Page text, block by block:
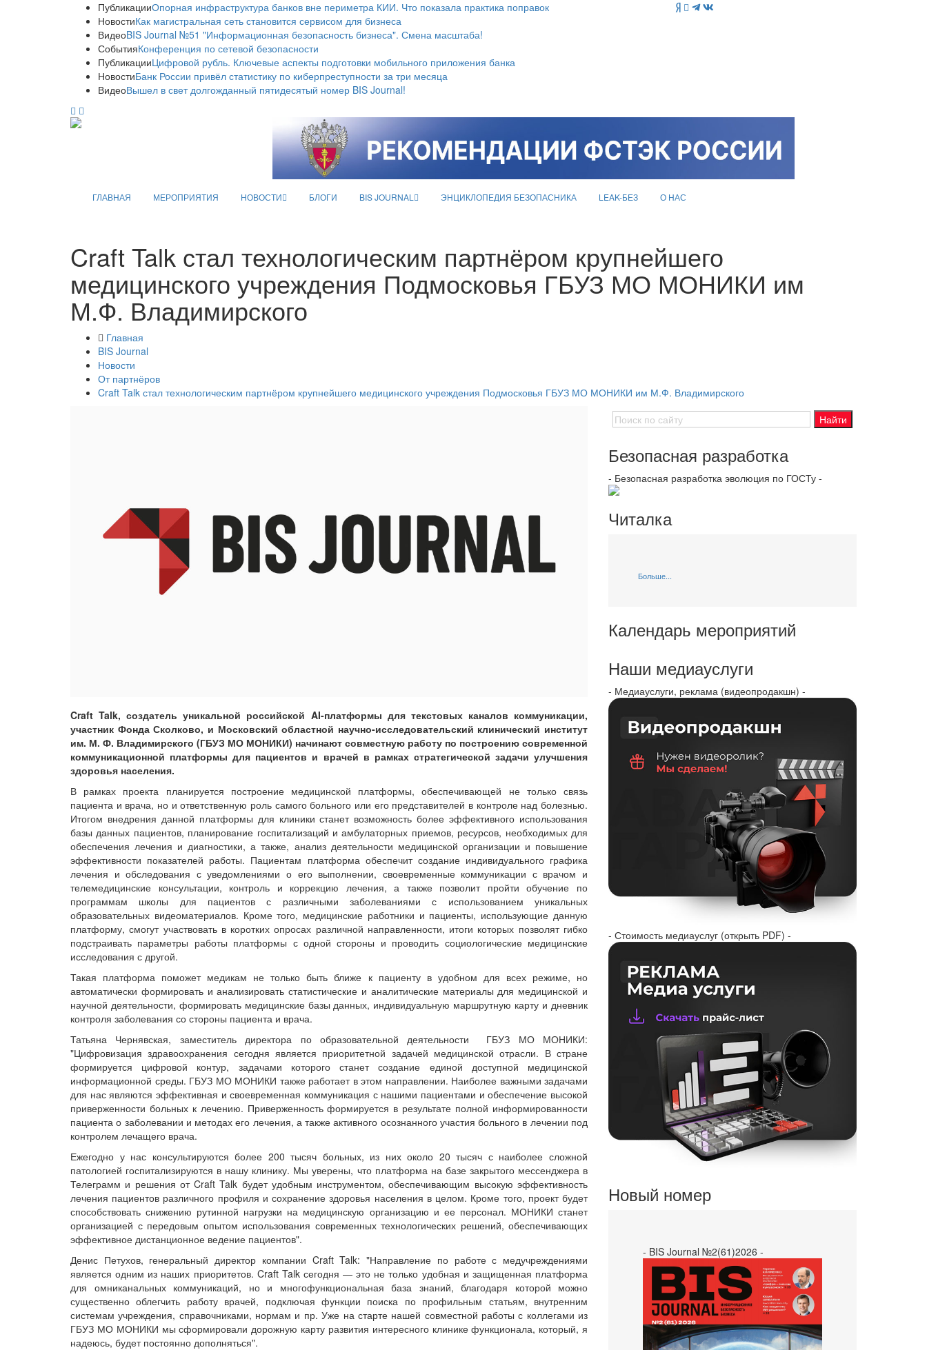
ПубликацииОпорная инфраструктура банков вне периметра КИИ. Что показала практика поправок
НовостиКак магистральная сеть становится сервисом для бизнеса
ВидеоBIS Journal №51 "Информационная безопасность бизнеса". Смена масштаба!
СобытияКонференция по сетевой безопасности
ПубликацииЦифровой рубль. Ключевые аспекты подготовки мобильного приложения банка
НовостиБанк России привёл статистику по киберпреступности за три месяца
ВидеоВышел в свет долгожданный пятидесятый номер BIS Journal!
ГЛАВНАЯ МЕРОПРИЯТИЯ НОВОСТИ БЛОГИ BIS JOURNAL ЭНЦИКЛОПЕДИЯ БЕЗОПАСНИКА LEAK-БЕЗ О НАС
Craft Talk стал технологическим партнёром крупнейшего
медицинского учреждения Подмосковья ГБУЗ МО МОНИКИ им
М.Ф. Владимирского
Главная
BIS Journal
Новости
От партнёров
Craft Talk стал технологическим партнёром крупнейшего медицинского учреждения Подмосковья ГБУЗ МО МОНИКИ им М.Ф. Владимирского
Craft Talk, создатель уникальной российской AI-платформы для текстовых каналов коммуникации,
участник Фонда Сколково, и Московский областной научно-исследовательский клинический институт
им. М. Ф. Владимирского (ГБУЗ МО МОНИКИ) начинают совместную работу по построению современной
коммуникационной платформы для пациентов и врачей в рамках стратегической задачи улучшения
здоровья населения.
В рамках проекта планируется построение медицинской платформы, обеспечивающей не только связь
пациента и врача, но и ответственную роль самого больного или его представителей в контроле над болезнью.
Итогом внедрения данной платформы для клиники станет возможность более эффективного использования
базы данных пациентов, планирование госпитализаций и амбулаторных приемов, ресурсов, необходимых для
обеспечения лечения и диагностики, а также, анализ деятельности медицинской организации и повышение
эффективности показателей работы. Пациентам платформа обеспечит создание индивидуального графика
лечения и обследования с уведомлениями о его выполнении, своевременные коммуникации с врачом и
телемедицинские консультации, контроль и коррекцию лечения, а также позволит пройти обучение по
программам школы для пациентов с различными заболеваниями с использованием уникальных
образовательных видеоматериалов. Кроме того, медицинские работники и пациенты, использующие данную
платформу, смогут участвовать в коротких опросах различной направленности, итоги которых позволят гибко
подстраивать параметры работы платформы с одной стороны и проводить социологические медицинские
исследования с другой.
Такая платформа поможет медикам не только быть ближе к пациенту в удобном для всех режиме, но
автоматически формировать и анализировать статистические и аналитические материалы для медицинской и
научной деятельности, формировать медицинские базы данных, индивидуальную маршрутную карту и дневник
контроля заболевания со стороны пациента и врача.
Татьяна Чернявская, заместитель директора по образовательной деятельности ГБУЗ МО МОНИКИ:
"Цифровизация здравоохранения сегодня является приоритетной задачей медицинской отрасли. В стране
формируется цифровой контур, задачами которого станет создание единой доступной медицинской
информационной среды. ГБУЗ МО МОНИКИ также работает в этом направлении. Наиболее важными задачами
для нас являются эффективная и своевременная коммуникация с нашими пациентами и обеспечение высокой
приверженности больных к лечению. Приверженность формируется в результате полной информированности
пациента о заболевании и методах его лечения, а также активного осознанного участия больного в лечении под
контролем лечащего врача.
Ежегодно у нас консультируются более 200 тысяч больных, из них около 20 тысяч с наиболее сложной
патологией госпитализируются в нашу клинику. Мы уверены, что платформа на базе закрытого мессенджера в
Телеграмм и решения от Craft Talk будет удобным инструментом, обеспечивающим высокую эффективность
лечения пациентов различного профиля и сохранение здоровья населения в целом. Кроме того, проект будет
способствовать снижению рутинной нагрузки на медицинскую организацию и ее персонал. МОНИКИ станет
организацией с передовым опытом использования современных технологических решений, обеспечивающих
эффективное дистанционное ведение пациентов".
Денис Петухов, генеральный директор компании Craft Talk: "Направление по работе с медучреждениями
является одним из наших приоритетов. Craft Talk сегодня — это не только удобная и защищенная платформа
для омниканальных коммуникаций, но и многофункциональная база знаний, благодаря которой можно
существенно облегчить работу врачей, подключая функции поиска по профильным статьям, внутренним
системам учреждения, справочниками, нормам и пр. Уже на старте нашей совместной работы с коллегами из
ГБУЗ МО МОНИКИ мы сформировали дорожную карту развития интересного клинике функционала, который, я
надеюсь, будет постоянно дополняться".
Безопасная разработка
- Безопасная разработка эволюция по ГОСТу -
Читалка
Больше...
Календарь мероприятий
Наши медиауслуги
- Медиауслуги, реклама (видеопродакшн) -
- Стоимость медиауслуг (открыть PDF) -
Новый номер
- BIS Journal №2(61)2026 -